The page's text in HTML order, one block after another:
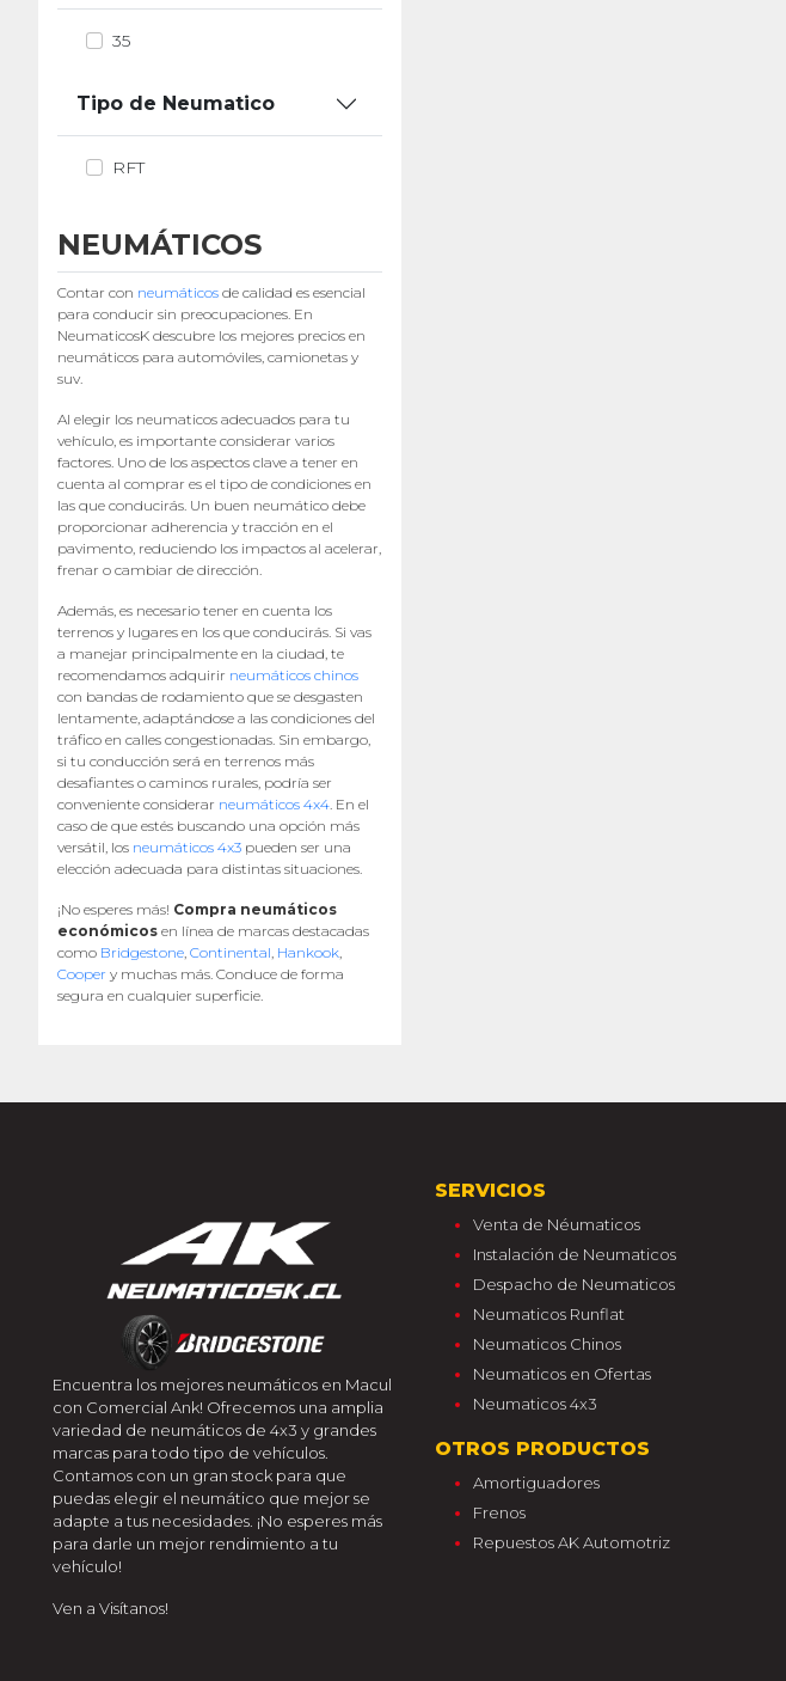
35
Tipo de Neumatico
RFT
NEUMÁTICOS
Contar con neumáticos de calidad es esencial
para conducir sin preocupaciones. En
NeumaticosK descubre los mejores precios en
neumáticos para automóviles, camionetas y
suv.
Al elegir los neumaticos adecuados para tu
vehículo, es importante considerar varios
factores. Uno de los aspectos clave a tener en
cuenta al comprar es el tipo de condiciones en
las que conducirás. Un buen neumático debe
proporcionar adherencia y tracción en el
pavimento, reduciendo los impactos al acelerar,
frenar o cambiar de dirección.
Además, es necesario tener en cuenta los
terrenos y lugares en los que conducirás. Si vas
a manejar principalmente en la ciudad, te
recomendamos adquirir neumáticos chinos
con bandas de rodamiento que se desgasten
lentamente, adaptándose a las condiciones del
tráfico en calles congestionadas. Sin embargo,
si tu conducción será en terrenos más
desafiantes o caminos rurales, podría ser
conveniente considerar neumáticos 4x4 . En el
caso de que estés buscando una opción más
versátil, los neumáticos 4x3 pueden ser una
elección adecuada para distintas situaciones.
¡No esperes más! Compra neumáticos
económicos en línea de marcas destacadas
como Bridgestone Continental Hankook
Cooper y muchas más. Conduce de forma
segura en cualquier superficie.
Encuentra los mejores neumáticos en Macul
con Comercial Ank! Ofrecemos una amplia
variedad de neumáticos de 4x3 y grandes
marcas para todo tipo de vehículos.
Contamos con un gran stock para que
puedas elegir el neumático que mejor se
adapte a tus necesidades. ¡No esperes más
para darle un mejor rendimiento a tu
vehículo!
Ven a Visítanos!
SERVICIOS
Venta de Néumaticos
Instalación de Neumaticos
Despacho de Neumaticos
Neumaticos Runflat
Neumaticos Chinos
Neumaticos en Ofertas
Neumaticos 4x3
OTROS PRODUCTOS
Amortiguadores
Frenos
Repuestos AK Automotriz